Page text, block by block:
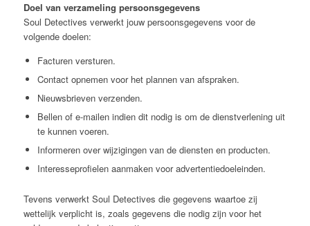
Doel van verzameling persoonsgegevens
Soul Detectives verwerkt jouw persoonsgegevens voor de
volgende doelen:
Facturen versturen.
Contact opnemen voor het plannen van afspraken.
Nieuwsbrieven verzenden.
Bellen of e-mailen indien dit nodig is om de dienstverlening uit
te kunnen voeren.
Informeren over wijzigingen van de diensten en producten.
Interesseprofielen aanmaken voor advertentiedoeleinden.
Tevens verwerkt Soul Detectives die gegevens waartoe zij
wettelijk verplicht is, zoals gegevens die nodig zijn voor het